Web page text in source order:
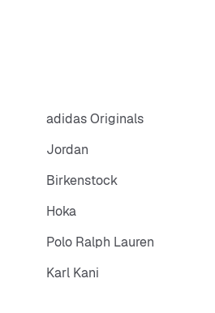
adidas Originals
Jordan
Birkenstock
Hoka
Polo Ralph Lauren
Karl Kani